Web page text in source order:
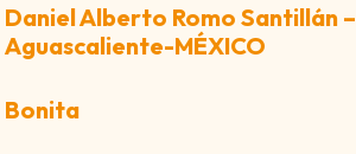
Daniel Alberto Romo Santillán –
Aguascaliente-MÉXICO
Bonita